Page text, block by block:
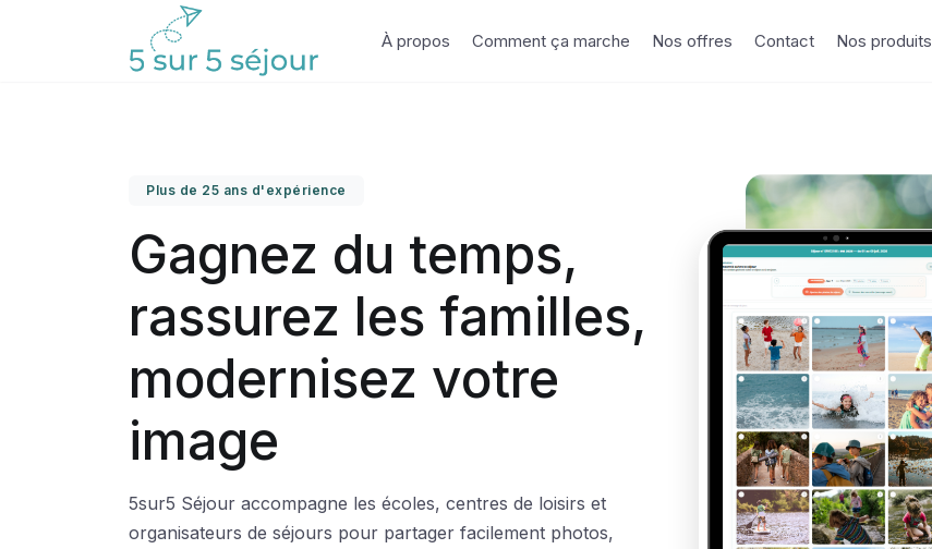
À propos Comment ça marche Nos offres Contact Nos produits
Plus de 25 ans d'expérience
Gagnez du temps,
rassurez les familles,
modernisez votre
image
5sur5 Séjour accompagne les écoles, centres de loisirs et
organisateurs de séjours pour partager facilement photos,